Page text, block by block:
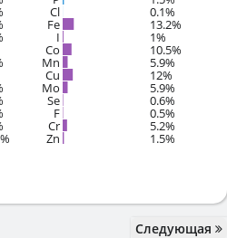
Cl 0.1%
Fe 13.2%
I 1%
Co 10.5%
Mn 5.9%
Cu 12%
Mo 5.9%
Se 0.6%
F 0.5%
Cr 5.2%
Zn 1.5%
Следующая